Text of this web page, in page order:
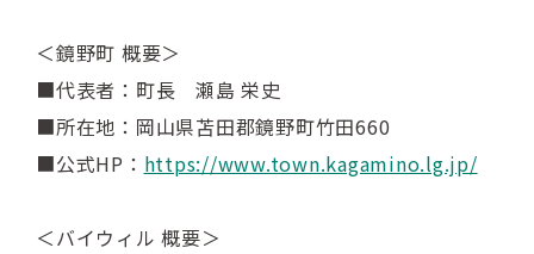
＜鏡野町 概要＞
■代表者：町長 瀬島 栄史
■所在地：岡山県苫田郡鏡野町竹田660
■公式HP： https://www.town.kagamino.lg.jp/
＜バイウィル 概要＞